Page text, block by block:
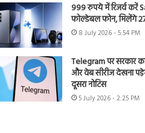
999 रुपये में रिजर्व करें
फोल्डेबल फोन, मिलेंगे
8 July 2026 - 5:54 PM
Telegram पर सरकार
और वेब सीरीज देखना
दूसरा नोटिस
5 July 2026 - 2:25 PM